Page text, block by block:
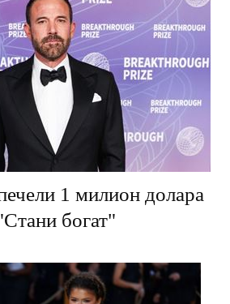
1 милион долара
богат"